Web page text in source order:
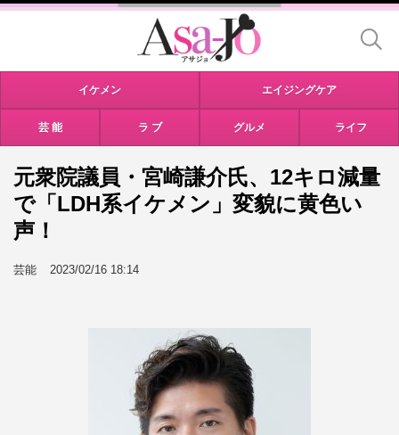
イケメン エイジングケア
芸 能 ラ ブ グルメ ライフ
元衆院議員・宮崎謙介氏、12キロ減量
で「LDH系イケメン」変貌に黄色い
声！
芸能 2023/02/16 18:14